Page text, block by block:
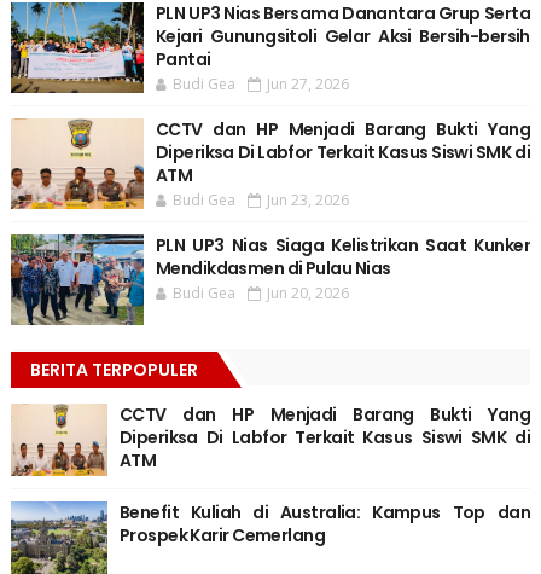
PLN UP3 Nias Bersama Danantara Grup Serta
Kejari Gunungsitoli Gelar Aksi Bersih-bersih
Pantai
Budi Gea Jun 27, 2026
CCTV dan HP Menjadi Barang Bukti Yang
Diperiksa Di Labfor Terkait Kasus Siswi SMK di
ATM
Budi Gea Jun 23, 2026
PLN UP3 Nias Siaga Kelistrikan Saat Kunker
Mendikdasmen di Pulau Nias
Budi Gea Jun 20, 2026
BERITA TERPOPULER
CCTV dan HP Menjadi Barang Bukti Yang
Diperiksa Di Labfor Terkait Kasus Siswi SMK di
ATM
Benefit Kuliah di Australia: Kampus Top dan
Prospek Karir Cemerlang